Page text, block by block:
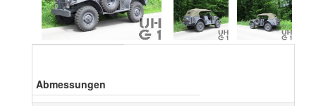
Abmessungen